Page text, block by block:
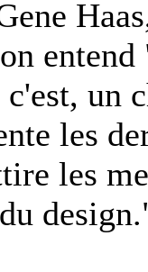
un
les
les
design.